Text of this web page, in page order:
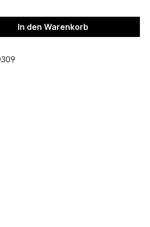
gewünschten Wert
In den Warenkorb